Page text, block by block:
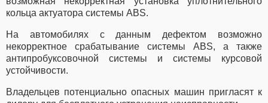
кольца актуатора системы ABS.
На автомобилях с данным дефектом возможно
некорректное срабатывание системы ABS, а также
антипробуксовочной системы и системы курсовой
устойчивости.
Владельцев потенциально опасных машин пригласят к